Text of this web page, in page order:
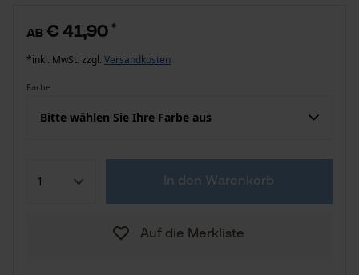
ab € 41,90 *
*inkl. MwSt. zzgl. Versandkosten
Farbe
Bitte wählen Sie Ihre Farbe aus
In den Warenkorb
Auf die Merkliste